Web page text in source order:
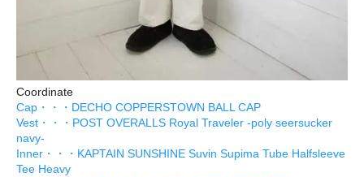
Coordinate
Cap・・・DECHO COPPERSTOWN BALL CAP
Vest・・・POST OVERALLS Royal Traveler -poly seersucker
navy-
Inner・・・KAPTAIN SUNSHINE Suvin Supima Tube Halfsleeve
Tee Heavy